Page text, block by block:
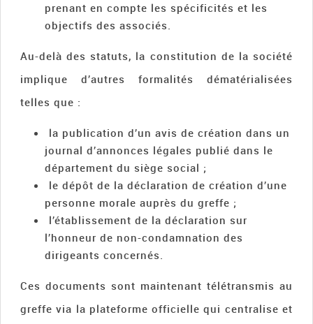
prenant en compte les spécificités et les
objectifs des associés.
Au-delà des statuts, la constitution de la société
implique d’autres formalités dématérialisées
telles que :
la publication d’un avis de création dans un
journal d’annonces légales publié dans le
département du siège social ;
le dépôt de la déclaration de création d’une
personne morale auprès du greffe ;
l’établissement de la déclaration sur
l’honneur de non-condamnation des
dirigeants concernés.
Ces documents sont maintenant télétransmis au
greffe via la plateforme officielle qui centralise et